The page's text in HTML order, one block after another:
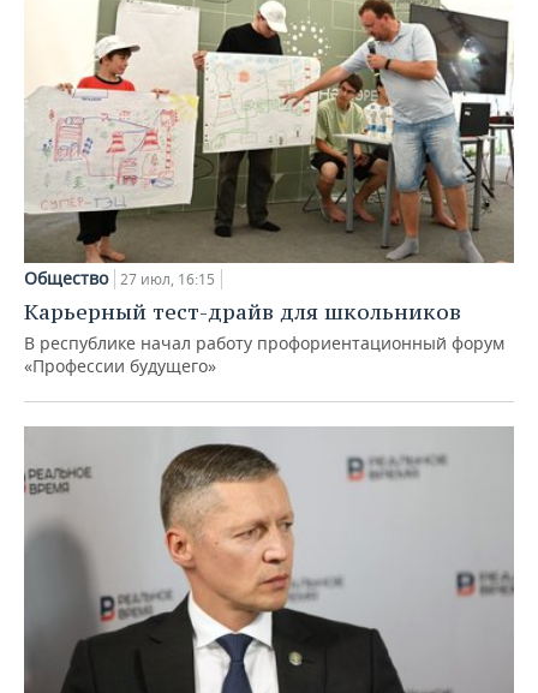
Общество 27 июл, 16:15
Карьерный тест-драйв для школьников
В республике начал работу профориентационный форум
«Профессии будущего»